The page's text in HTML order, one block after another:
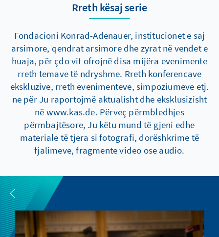
Rreth kësaj serie
Fondacioni Konrad-Adenauer, institucionet e saj
arsimore, qendrat arsimore dhe zyrat në vendet e
huaja, për çdo vit ofrojnë disa mijëra evenimente
rreth temave të ndryshme. Rreth konferencave
ekskluzive, rreth evenimenteve, simpoziumeve etj.
ne për Ju raportojmë aktualisht dhe eksklusizisht
në www.kas.de. Përveç përmbledhjes
përmbajtësore, Ju këtu mund të gjeni edhe
materiale të tjera si fotografi, dorëshkrime të
fjalimeve, fragmente video ose audio.